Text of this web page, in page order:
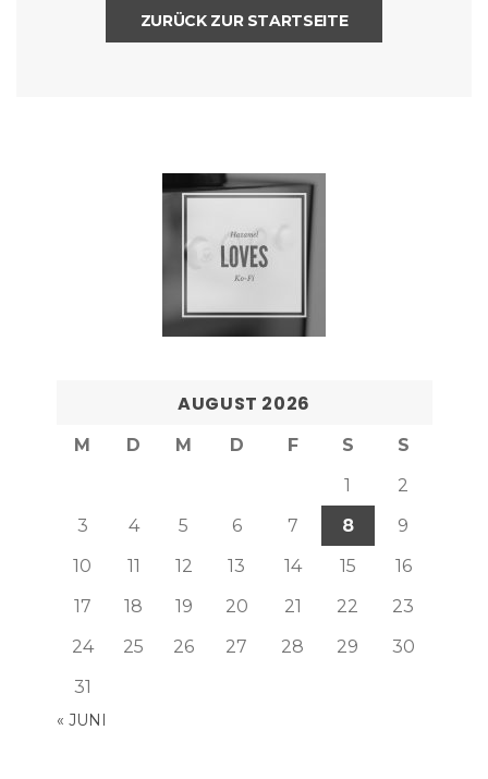
ZURÜCK ZUR STARTSEITE
AUGUST 2026
M D M D F S
S
1
2
3
4 5 6 7 8
9
10
11 12 13 14 15
16
17
18 19 20 21 22
23
24
25 26 27 28 29
30
31
« JUNI